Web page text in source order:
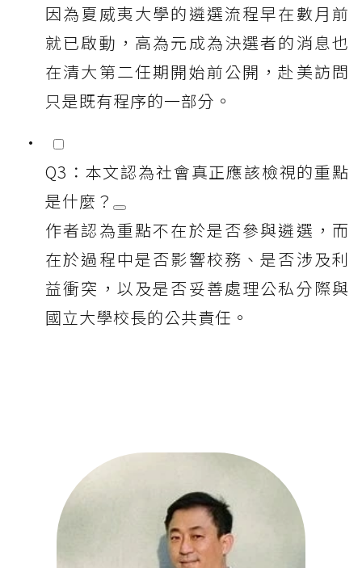
因為夏威夷大學的遴選流程早在數月前
就已啟動，高為元成為決選者的消息也
在清大第二任期開始前公開，赴美訪問
只是既有程序的一部分。
Q3：本文認為社會真正應該檢視的重點
是什麼？
作者認為重點不在於是否參與遴選，而
在於過程中是否影響校務、是否涉及利
益衝突，以及是否妥善處理公私分際與
國立大學校長的公共責任。